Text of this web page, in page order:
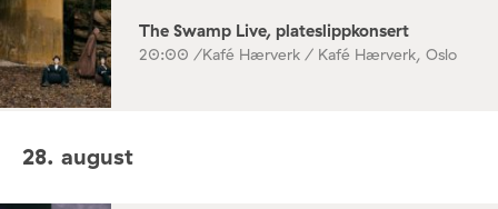
The Swamp Live, plateslippkonsert
20:00 /Kafé Hærverk / Kafé Hærverk, Oslo
28. august